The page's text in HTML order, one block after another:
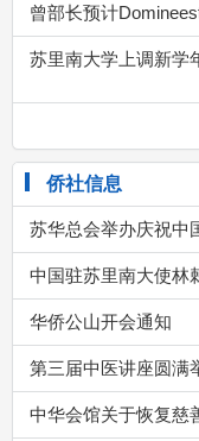
侨社信息